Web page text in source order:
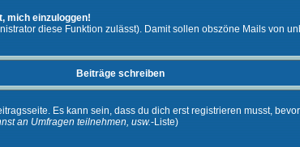
mich einzuloggen!
diese Funktion zulässt). Damit sollen obszöne Mails von
Beiträge schreiben
Es kann sein, dass du dich erst registrieren musst,
an Umfragen teilnehmen, usw.-Liste)